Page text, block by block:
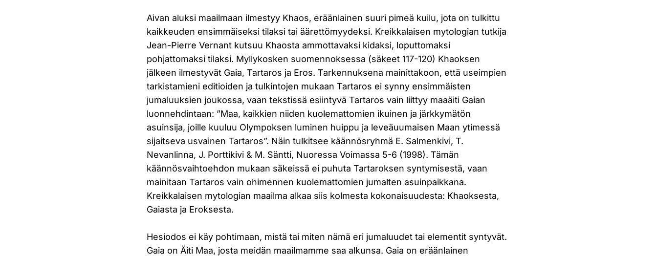
Aivan aluksi maailmaan ilmestyy Khaos, eräänlainen suuri pimeä kuilu, jota on tulkittu
kaikkeuden ensimmäiseksi tilaksi tai äärettömyydeksi. Kreikkalaisen mytologian tutkija
Jean-Pierre Vernant kutsuu Khaosta ammottavaksi kidaksi, loputtomaksi
pohjattomaksi tilaksi. Myllykosken suomennoksessa (säkeet 117-120) Khaoksen
jälkeen ilmestyvät Gaia, Tartaros ja Eros. Tarkennuksena mainittakoon, että useimpien
tarkistamieni editioiden ja tulkintojen mukaan Tartaros ei synny ensimmäisten
jumaluuksien joukossa, vaan tekstissä esiintyvä Tartaros vain liittyy maaäiti Gaian
luonnehdintaan: ”Maa, kaikkien niiden kuolemattomien ikuinen ja järkkymätön
asuinsija, joille kuuluu Olympoksen luminen huippu ja leveäuumaisen Maan ytimessä
sijaitseva usvainen Tartaros”. Näin tulkitsee käännösryhmä E. Salmenkivi, T.
Nevanlinna, J. Porttikivi & M. Säntti, Nuoressa Voimassa 5-6 (1998). Tämän
käännösvaihtoehdon mukaan säkeissä ei puhuta Tartaroksen syntymisestä, vaan
mainitaan Tartaros vain ohimennen kuolemattomien jumalten asuinpaikkana.
Kreikkalaisen mytologian maailma alkaa siis kolmesta kokonaisuudesta: Khaoksesta,
Gaiasta ja Eroksesta.
Hesiodos ei käy pohtimaan, mistä tai miten nämä eri jumaluudet tai elementit syntyvät.
Gaia on Äiti Maa, josta meidän maailmamme saa alkunsa. Gaia on eräänlainen